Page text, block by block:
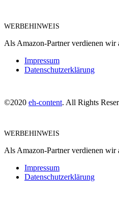
WERBEHINWEIS
Als Amazon-Partner verdienen wir
Impressum
Datenschutzerklärung
©2020 eh-content. All Rights
WERBEHINWEIS
Als Amazon-Partner verdienen wir
Impressum
Datenschutzerklärung